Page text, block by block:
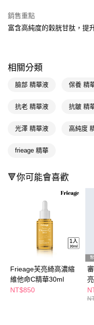
悠遊付
Google Pay
【關於「AFTEE先享後付」】
便利好安心！
２．便利：只要手機號碼，簡
【「AFTEE先享後付」結帳流
結帳頁面，進行簡訊認證並確
ATM／網路銀行／等多元方式
購買商品的店家。未經商家同
後付繳納相關費用。
※ 交易是否成功請以「AFTEE
是否繳費成功／繳費後需取消
客戶支援中心」
https://
【注意事項】
１．透過由恩沛科技股份有限
易，需依本服務之必要範圍內
權轉讓予恩沛科技股份有限公
２．關於個人資料處理事宜，請
https://aftee.tw/terms/#terms3
３．未成年的使用者請事先徵
每筆NT$65，滿NT$390(含
付款後全家取貨
萊爾富取貨付款
每筆NT$65，滿NT$490(含
付款後萊爾富取貨
每筆NT$65，滿NT$490(含
7-11取貨付款
每筆NT$65，滿NT$490(含
付款後7-11取貨
每筆NT$65，滿NT$490(含
銷售重點
富含高純度的穀胱甘肽，提
相關分類
臉部 精華液 保養 精
抗老 精華液 抗皺 精
光澤 精華液 高純度
frieage 精華
🔻你可能會喜歡
Frieage芙亮綺高濃縮
維他命C精華30ml
NT$850